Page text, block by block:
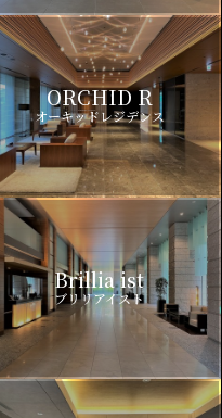
ORCHID R
オーキッドレジデンス
Brillia ist
ブリリアイスト